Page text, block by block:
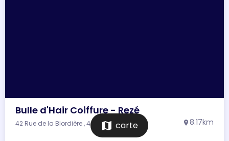
Bulle d'Hair Coiffure - Rezé
42 Rue de la Blordière , 44400 Rezé location_on 8.17km
map carte